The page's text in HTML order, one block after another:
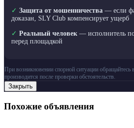
✓ Защита от мошенничества — если
доказан, SLY Club компенсирует ущерб
✓ Реальный человек — исполнитель
перед площадкой
При возникновении спорной ситуации
производится после проверки обстоятельств.
Закрыть
Похожие объявления